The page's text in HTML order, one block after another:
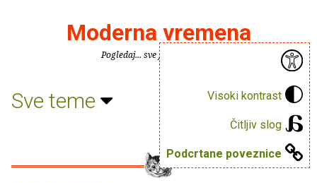
Visoki kontrast
Čitljiv slog
Podcrtane poveznice
Moderna vremena
Pogledaj... sve je puno knjiga.
Sve teme